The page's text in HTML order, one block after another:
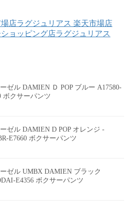
ラグジュリアス 楽天市場店
ラグジュリアス
ゼル DAMIEN Ｄ POP ブルー A17580-
ボクサーパンツ
ゼル DAMIEN D POP オレンジ -
E7660 ボクサーパンツ
ゼル UMBX DAMIEN ブラック
E4356 ボクサーパンツ